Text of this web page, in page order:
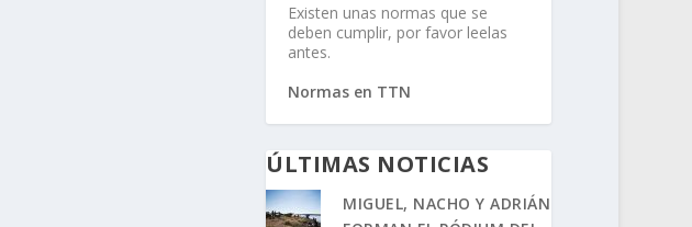
Existen unas normas que se
deben cumplir, por favor leelas
antes.
Normas en TTN
ÚLTIMAS NOTICIAS
MIGUEL, NACHO Y ADRIÁN